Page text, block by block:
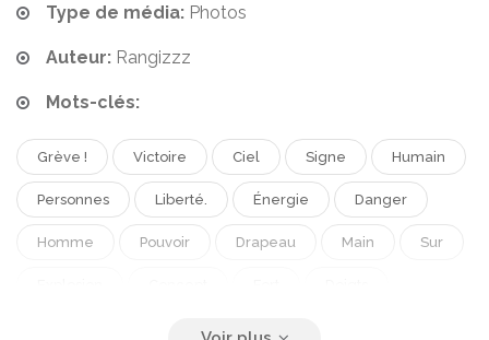
Type de média: Photos
Auteur: Rangizzz
Mots-clés:
Grève ! Victoire Ciel Signe Humain
Personnes Liberté. Énergie Danger
Homme Pouvoir Drapeau Main Sur
Brûler